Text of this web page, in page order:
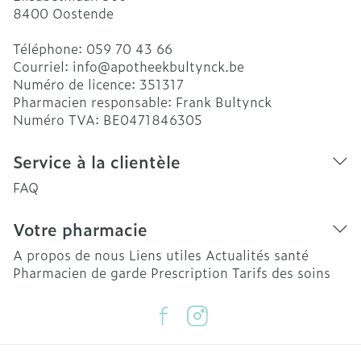
8400 Oostende
Téléphone: 059 70 43 66
Courriel: info@apotheekbultynck.be
Numéro de licence: 351317
Pharmacien responsable: Frank Bultynck
Numéro TVA: BE0471846305
Service à la clientèle
FAQ
Votre pharmacie
A propos de nous Liens utiles Actualités santé
Pharmacien de garde Prescription Tarifs des soins